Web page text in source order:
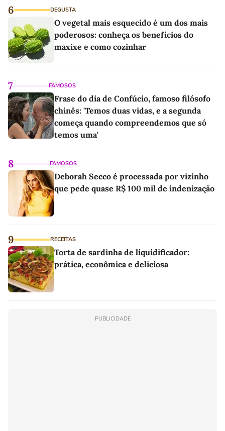
6 DEGUSTA
O vegetal mais esquecido é um dos mais
poderosos: conheça os benefícios do
maxixe e como cozinhar
7 FAMOSOS
Frase do dia de Confúcio, famoso filósofo
chinês: 'Temos duas vidas, e a segunda
começa quando compreendemos que só
temos uma'
8 FAMOSOS
Deborah Secco é processada por vizinho
que pede quase R$ 100 mil de indenização
9 RECEITAS
Torta de sardinha de liquidificador:
prática, econômica e deliciosa
PUBLICIDADE